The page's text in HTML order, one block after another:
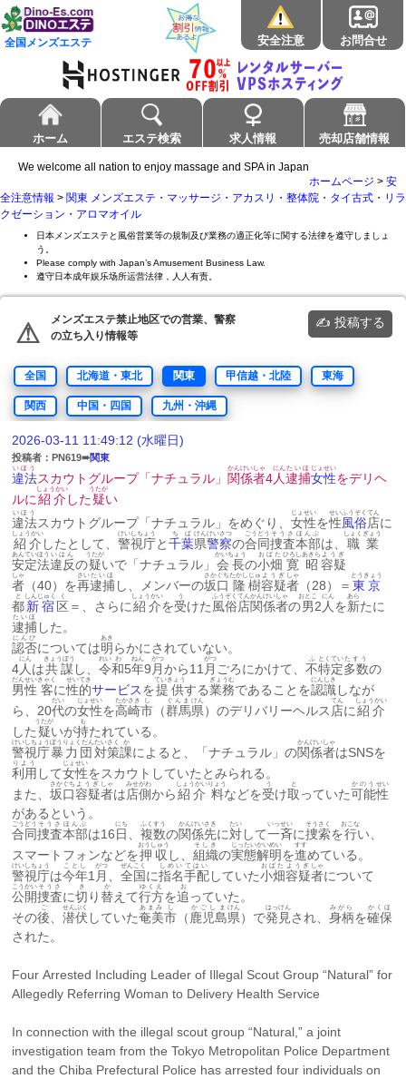
全国メンズエステ 安全注意 お問合せ
ホーム エステ検索 求人情報 売却店舗情報
We welcome all nation to enjoy massage and SPA in Japan
ホームページ > 安
全注意情報 > 関東 メンズエステ・マッサージ・アカスリ・整体院・タイ古式・リラ
クゼーション・アロマオイル
日本メンズエステと風俗営業等の規制及び業務の適正化等に関する法律を遵守しましょ
う。
Please comply with Japan’s Amusement Business Law.
遵守日本成年娱乐场所运营法律，人人有责。
⚠
メンズエステ禁止地区での営業、警察
の立ち入り情報等
✍ 投稿する
全国 北海道・東北 関東 甲信越・北陸 東海
関西 中国・四国 九州・沖縄
2026-03-11 11:49:12 (水曜日)
投稿者：PN619➠関東
違法
いほう
スカウトグループ「ナチュラル」 関係
かんけい
者
しゃ
4人
にん
逮捕
たいほ
女性
じょせい
をデリヘ
ルに紹介
しょうかい
した疑
うたが
い
違法
いほう
スカウトグループ「ナチュラル」をめぐり、 女性
じょせい
を性
せい
風俗
ふうぞく
店
てん
に
紹介
しょうかい
したとして、 警視庁
けいしちょう
と千葉
ちば
県
けん
警察
けいさつ
の合同
ごうどう
捜査
そうさ
本部
ほんぶ
は、 職業
しょくぎょう
安定
あんてい
法
ほう
違反
いはん
の疑
うたが
いで「ナチュラル」 会長
かいちょう
の小畑
おばた
寛
ひろし
昭
あきら
容疑
ようぎ
者
しゃ
（40）を再
さい
逮捕
たいほ
し、メンバーの坂口
さかぐち
隆
たかし
樹
じゅ
容疑
ようぎ
者
しゃ
（28）＝ 東京
とうきょう
都
と
新宿
しんじゅく
区
く
＝、さらに紹介
しょうかい
を受
う
けた 風俗
ふうぞく
店
てん
関係
かんけい
者
しゃ
の男
おとこ
2 人
にん
を新
あら
たに
逮捕
たいほ
した。
認否
にんぴ
については明
あき
らかにされていない。
4人
にん
は共謀
きょうぼう
し、 令
れい
和
わ
5年
ねん
9 月
がつ
から11 月
がつ
ごろにかけて、 不
ふ
特定
とくてい
多数
たすう
の
男性
だんせい
客
きゃく
に性的
せいてき
サービスを提供
ていきょう
する業務
ぎょうむ
であることを認識
にんしき
しなが
ら、20代
だい
の女性
じょせい
を高崎
たかさき
市
し
（群馬
ぐんま
県
けん
）のデリバリーヘルス 店
てん
に紹介
しょうかい
した 疑
うたが
いが持
も
たれている。
警視庁
けいしちょう
暴力団
ぼうりょくだん
対策
たいさく
課
か
によると、「ナチュラル」の関係
かんけい
者
しゃ
はSNSを
利用
りよう
して女性
じょせい
をスカウトしていたとみられる。
また、 坂口
さかぐち
容疑
ようぎ
者
しゃ
は店
みせ
側
がわ
から紹介
しょうかい
料
りょう
などを受
う
け取
と
っていた可能
かのう
性
せい
があるという。
合同
ごうどう
捜査
そうさ
本部
ほんぶ
は16日
にち
複数
ふくすう
の関係
かんけい
先
さき
に対
たい
して一斉
いっせい
に捜索
そうさく
を行
おこな
い、
スマートフォンなどを押収
おうしゅう
し、 組織
そしき
の実態
じったい
解明
かいめい
を進
すす
めている。
警視庁
けいしちょう
は今年
ことし
1 月
がつ
全国
ぜんこく
に指名
しめい
手配
てはい
していた小畑
おばた
容疑
ようぎ
者
しゃ
について
公開
こうかい
捜査
そうさ
に切
き
り替
か
えて行方
ゆくえ
を追
お
っていた。
その後
ご
潜伏
せんぷく
していた奄美
あまみ
市
し
（ 鹿児島
かごしま
県
けん
）で発見
はっけん
され、 身柄
みがら
を確保
かくほ
された。
Four Arrested Including Leader of Illegal Scout Group “Natural” for
Allegedly Referring Woman to Delivery Health Service
In connection with the illegal scout group “Natural,” a joint
investigation team from the Tokyo Metropolitan Police Department
and the Chiba Prefectural Police has arrested four individuals on